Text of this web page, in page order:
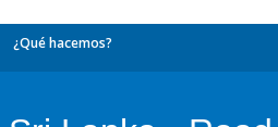
¿Qué hacemos?